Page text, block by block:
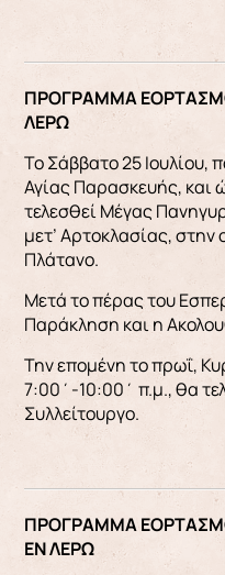
ΠΡΟΓΡΑΜΜΑ
ΛΕΡΩ
Το Σάββατο 25 Ιουλίου,
Αγίας Παρασκευής, και
τελεσθεί Μέγας
μετ’ Αρτοκλασίας,
Πλάτανο.
Μετά το πέρας του
Παράκληση και η
Την επομένη το πρωΐ,
7:00΄-10:00΄ π.μ., θα
Συλλείτουργο.
ΠΡΟΓΡΑΜΜΑ
ΕΝ ΛΕΡΩ